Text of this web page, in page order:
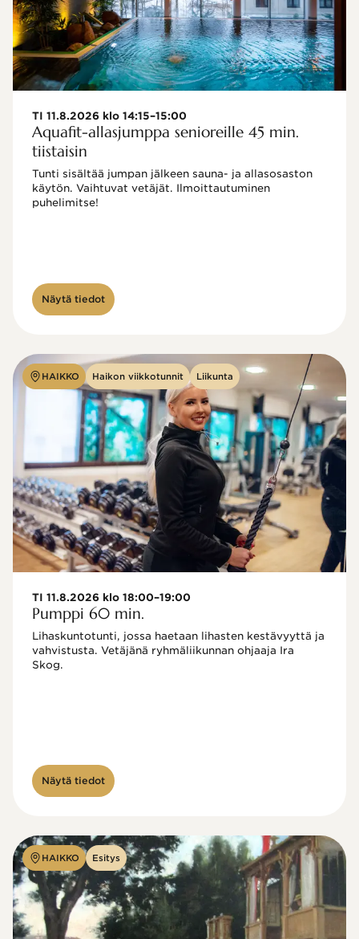
TI 11.8.2026 klo 14:15–15:00
Aquafit-allasjumppa senioreille 45 min.
tiistaisin
Tunti sisältää jumpan jälkeen sauna- ja allasosaston
käytön. Vaihtuvat vetäjät. Ilmoittautuminen
puhelimitse!
Näytä tiedot
HAIKKO Haikon viikkotunnit Liikunta
TI 11.8.2026 klo 18:00–19:00
Pumppi 60 min.
Lihaskuntotunti, jossa haetaan lihasten kestävyyttä ja
vahvistusta. Vetäjänä ryhmäliikunnan ohjaaja Ira
Skog.
Näytä tiedot
HAIKKO Esitys